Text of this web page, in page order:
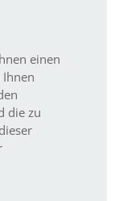
einen
die zu